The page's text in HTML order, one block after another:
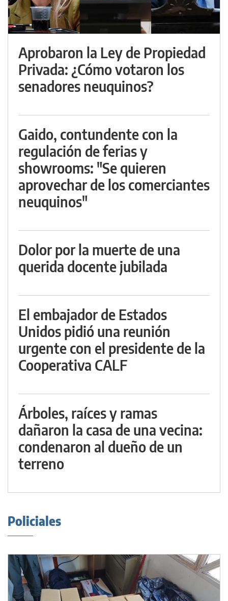
Aprobaron la Ley de Propiedad
Privada: ¿Cómo votaron los
senadores neuquinos?
Gaido, contundente con la
regulación de ferias y
showrooms: "Se quieren
aprovechar de los comerciantes
neuquinos"
Dolor por la muerte de una
querida docente jubilada
El embajador de Estados
Unidos pidió una reunión
urgente con el presidente de la
Cooperativa CALF
Árboles, raíces y ramas
dañaron la casa de una vecina:
condenaron al dueño de un
terreno
Policiales